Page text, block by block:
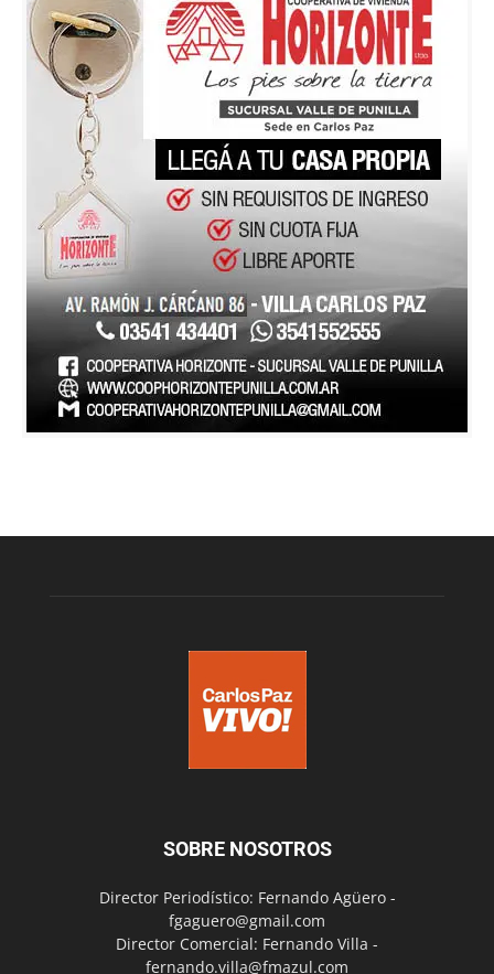
SOBRE NOSOTROS
Director Periodístico: Fernando Agüero -
fgaguero@gmail.com
Director Comercial: Fernando Villa -
fernando.villa@fmazul.com